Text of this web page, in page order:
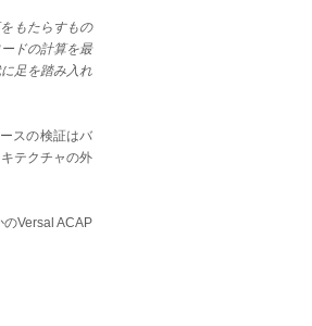
もたらすもの
ドの計算を最
足を踏み入れ
スの検証はバ
テクチャの外
Versal ACAP